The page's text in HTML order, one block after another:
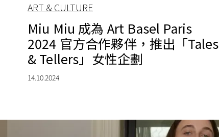
ART & CULTURE
Miu Miu 成為 Art Basel Paris
2024 官方合作夥伴，推出「Tales
& Tellers」女性企劃
14.10.2024